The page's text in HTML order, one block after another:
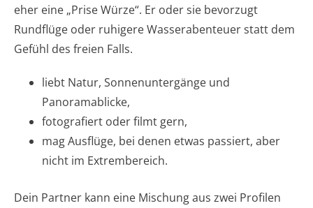
eher eine „Prise Würze“. Er oder sie bevorzugt
Rundflüge oder ruhigere Wasserabenteuer statt dem
Gefühl des freien Falls.
liebt Natur, Sonnenuntergänge und
Panoramablicke,
fotografiert oder filmt gern,
mag Ausflüge, bei denen etwas passiert, aber
nicht im Extrembereich.
Dein Partner kann eine Mischung aus zwei Profilen